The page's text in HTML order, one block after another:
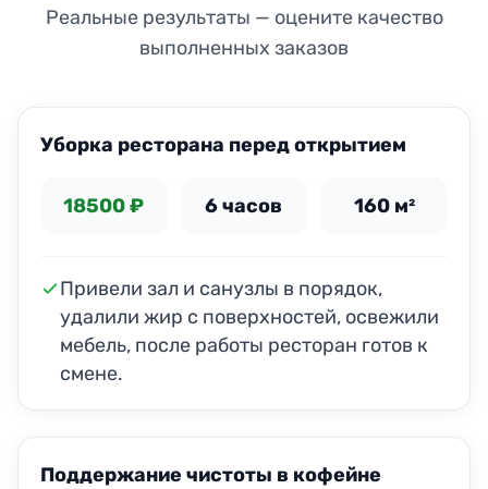
Реальные результаты — оцените качество
выполненных заказов
Уборка ресторана перед открытием
18500 ₽ 6 часов 160 м²
Привели зал и санузлы в порядок,
удалили жир с поверхностей, освежили
мебель, после работы ресторан готов к
смене.
Поддержание чистоты в кофейне